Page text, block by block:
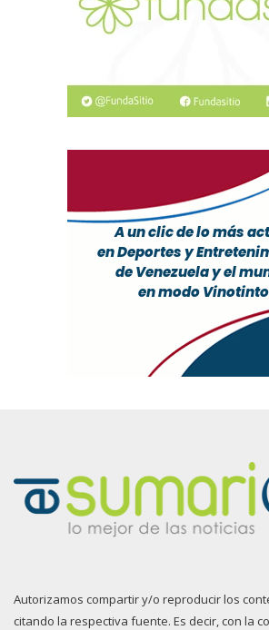
Autorizamos compartir y/o reproducir los
citando la respectiva fuente. Es decir, con la